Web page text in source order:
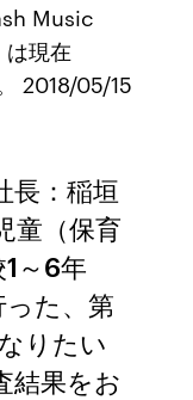
Music
は現在
2018/05/15
長：稲垣
童（保育
～6年
た、第
りたい
結果をお